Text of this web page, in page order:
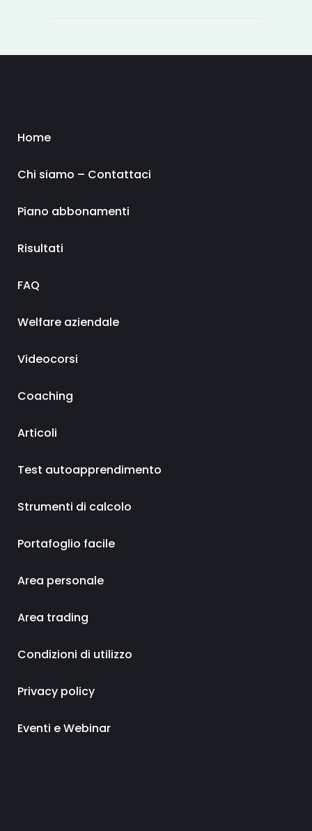
Home
Chi siamo – Contattaci
Piano abbonamenti
Risultati
FAQ
Welfare aziendale
Videocorsi
Coaching
Articoli
Test autoapprendimento
Strumenti di calcolo
Portafoglio facile
Area personale
Area trading
Condizioni di utilizzo
Privacy policy
Eventi e Webinar